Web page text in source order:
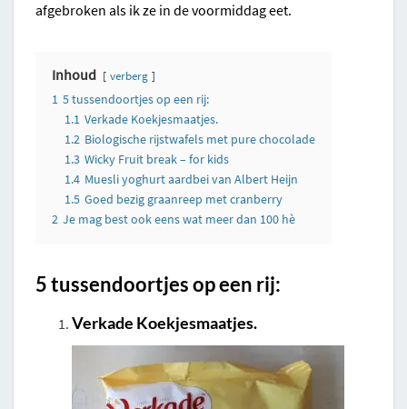
afgebroken als ik ze in de voormiddag eet.
Inhoud verberg
1 5 tussendoortjes op een rij:
1.1 Verkade Koekjesmaatjes.
1.2 Biologische rijstwafels met pure chocolade
1.3 Wicky Fruit break – for kids
1.4 Muesli yoghurt aardbei van Albert Heijn
1.5 Goed bezig graanreep met cranberry
2 Je mag best ook eens wat meer dan 100 hè
5 tussendoortjes op een rij:
Verkade Koekjesmaatjes.